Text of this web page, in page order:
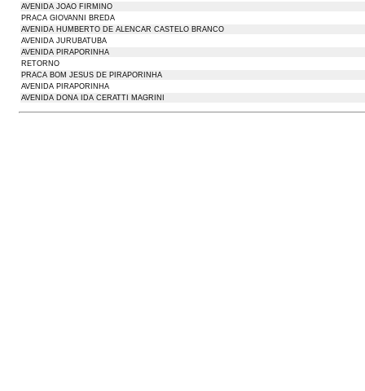
AVENIDA JOAO FIRMINO
PRACA GIOVANNI BREDA
AVENIDA HUMBERTO DE ALENCAR CASTELO BRANCO
AVENIDA JURUBATUBA
AVENIDA PIRAPORINHA
RETORNO
PRACA BOM JESUS DE PIRAPORINHA
AVENIDA PIRAPORINHA
AVENIDA DONA IDA CERATTI MAGRINI